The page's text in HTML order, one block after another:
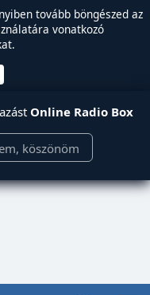
tovább böngészed az
vonatkozó
Online Radio Box
köszönöm